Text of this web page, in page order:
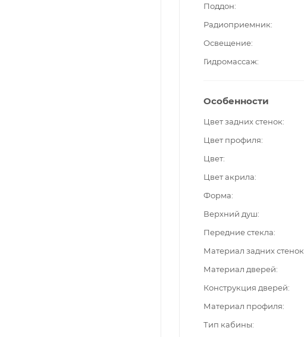
Поддон
Радиоприемник
Освещение
Гидромассаж
Особенности
Цвет задних стенок
Цвет профиля
Цвет
Цвет акрила
Форма
Верхний душ
Передние стекла
Материал задних стенок
Материал дверей
Конструкция дверей
Материал профиля
Тип кабины